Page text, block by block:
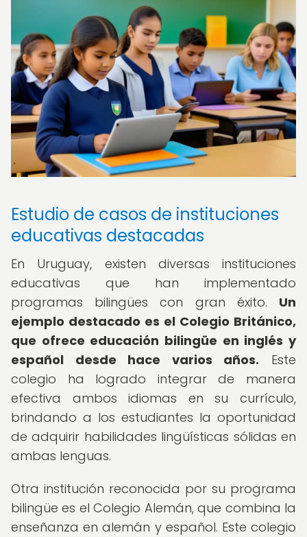
Estudio de casos de instituciones
educativas destacadas
En Uruguay, existen diversas instituciones
educativas que han implementado
programas bilingües con gran éxito. Un
ejemplo destacado es el Colegio Británico,
que ofrece educación bilingüe en inglés y
español desde hace varios años. Este
colegio ha logrado integrar de manera
efectiva ambos idiomas en su currículo,
brindando a los estudiantes la oportunidad
de adquirir habilidades lingüísticas sólidas en
ambas lenguas.
Otra institución reconocida por su programa
bilingüe es el Colegio Alemán, que combina la
enseñanza en alemán y español. Este colegio